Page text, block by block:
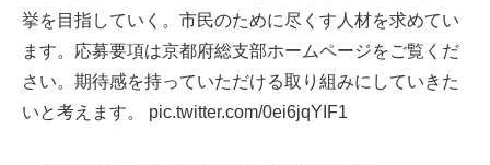
挙を目指していく。市民のために尽くす人材を求めてい
ます。応募要項は京都府総支部ホームページをご覧くだ
さい。期待感を持っていただける取り組みにしていきた
いと考えます。 pic.twitter.com/0ei6jqYIF1